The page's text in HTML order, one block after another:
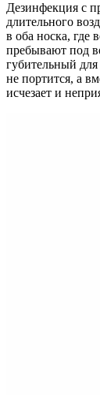
Дезинфекция с
длительного
в оба носка, где
пребывают под
губительный для
не портится, а
исчезает и